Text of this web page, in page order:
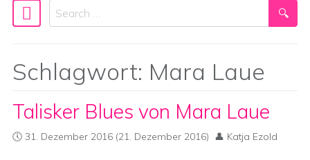
Main Navigation
Search
Schlagwort: Mara Laue
Talisker Blues von Mara Laue
31. Dezember 2016 (21. Dezember 2016) Katja Ezold